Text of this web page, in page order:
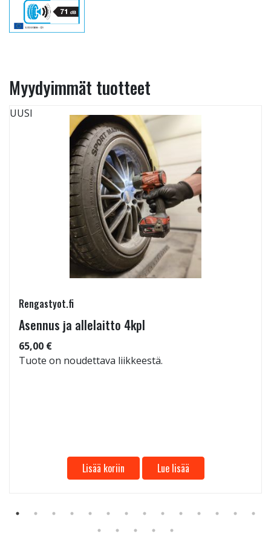
Myydyimmät tuotteet
UUSI
Rengastyot.fi
Asennus ja allelaitto 4kpl
65,00 €
Tuote on noudettava liikkeestä.
Lisää koriin Lue lisää